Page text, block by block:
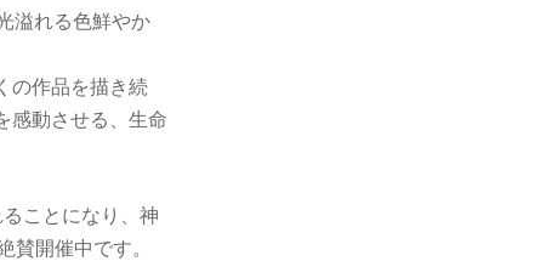
溢れる色鮮やか
の作品を描き続
感動させる、生命
ことになり、神
賛開催中です。